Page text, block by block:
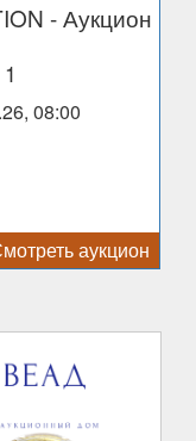
- Аукцион
08:00
аукцион